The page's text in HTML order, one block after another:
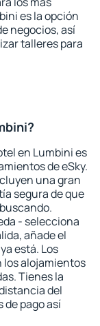
es la opción
negocios, así
talleres para
en Lumbini es
de eSky.
una gran
segura de que
- selecciona
añade el
está. Los
los alojamientos
Tienes la
del
de pago así